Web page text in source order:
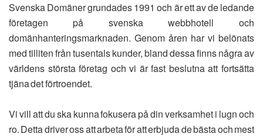
Svenska Domäner grundades 1991 och är ett av de ledande
företagen på svenska webbhotell och
domänhanteringsmarknaden. Genom åren har vi belönats
med tilliten från tusentals kunder, bland dessa finns några av
världens största företag och vi är fast beslutna att fortsätta
tjäna det förtroendet.
Vi vill att du ska kunna fokusera på din verksamhet i lugn och
ro. Detta driver oss att arbeta för att erbjuda de bästa och mest